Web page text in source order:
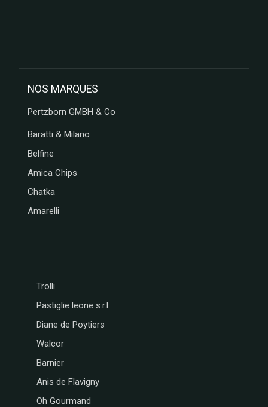
NOS MARQUES
Pertzborn GMBH & Co
Baratti & Milano
Belfine
Amica Chips
Chatka
Amarelli
Trolli
Pastiglie leone s.r.l
Diane de Poytiers
Walcor
Barnier
Anis de Flavigny
Oh Gourmand